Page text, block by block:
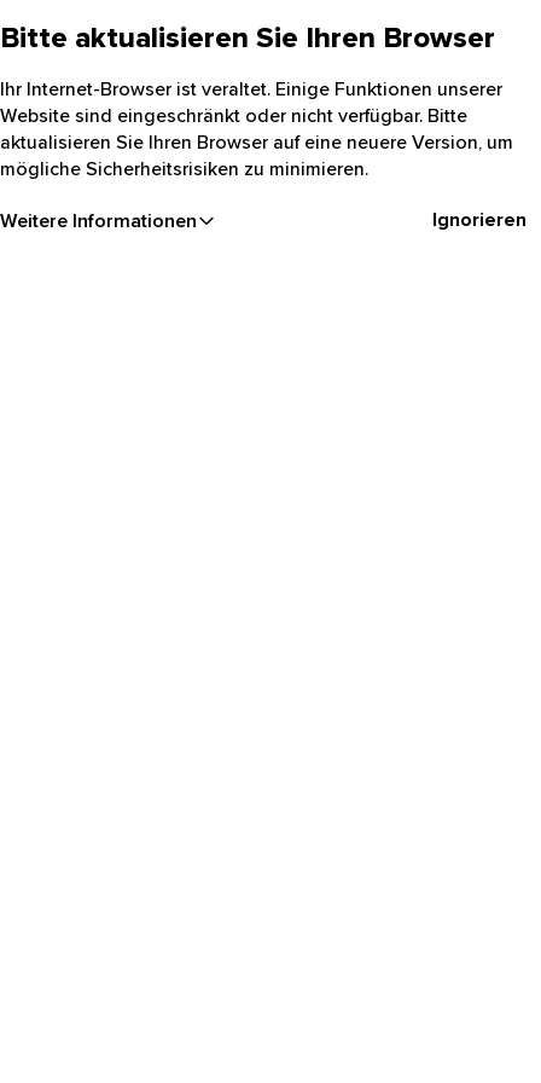
Bitte aktualisieren Sie Ihren Browser
Ihr Internet-Browser ist veraltet. Einige Funktionen unserer
Website sind eingeschränkt oder nicht verfügbar. Bitte
aktualisieren Sie Ihren Browser auf eine neuere Version, um
mögliche Sicherheitsrisiken zu minimieren.
Weitere Informationen Ignorieren